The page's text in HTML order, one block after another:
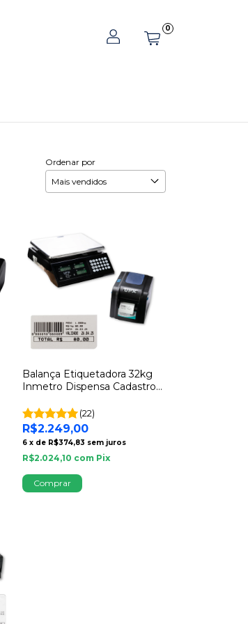
0
Ordenar por
Balança Etiquetadora 32kg
Inmetro Dispensa Cadastros
(22)
R$2.249,00
6 x de R$374,83 sem juros
R$2.024,10 com Pix